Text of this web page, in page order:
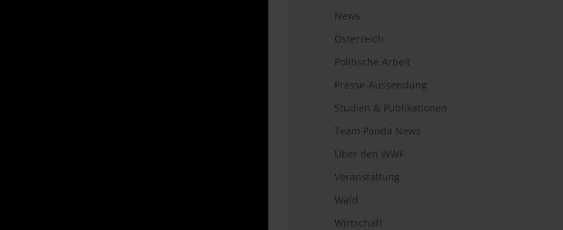
News
Österreich
Politische Arbeit
Presse-Aussendung
Studien & Publikationen
Team Panda News
Über den WWF
Veranstaltung
Wald
Wirtschaft